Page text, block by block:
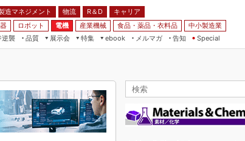
造マネジメント 物流 R＆D
キャリア
ロボット 電機 産業機械 食品・薬品・衣料品
中小製造業
逆襲 品質
展示会
ティング
ン展
特集
ビス
ebook
ネジメント
ティ
メルマガ
告知 Special